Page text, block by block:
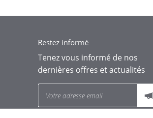
Restez informé
Tenez vous informé de nos
dernières offres et actualités